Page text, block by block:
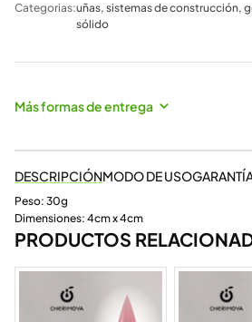
Categorias:uñas, sistemas de construcción,
sólido
Más formas de entrega
DESCRIPCIÓNMODO DE USO
Peso: 30g
Dimensiones: 4cm x 4cm
PRODUCTOS